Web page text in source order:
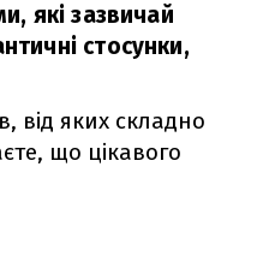
які зазвичай
стосунки,
від яких складно
що цікавого